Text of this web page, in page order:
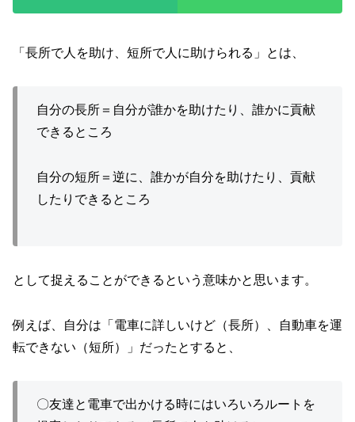
「長所で人を助け、短所で人に助けられる」とは、
自分の長所＝自分が誰かを助けたり、誰かに貢献
できるところ
自分の短所＝逆に、誰かが自分を助けたり、貢献
したりできるところ
として捉えることができるという意味かと思います。
例えば、自分は「電車に詳しいけど（長所）、自動車を運
転できない（短所）」だったとすると、
〇友達と電車で出かける時にはいろいろルートを